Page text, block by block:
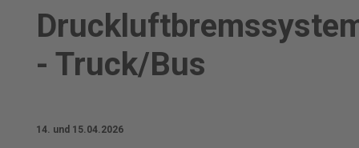
- Truck/Bus
14. und 15.04.2026